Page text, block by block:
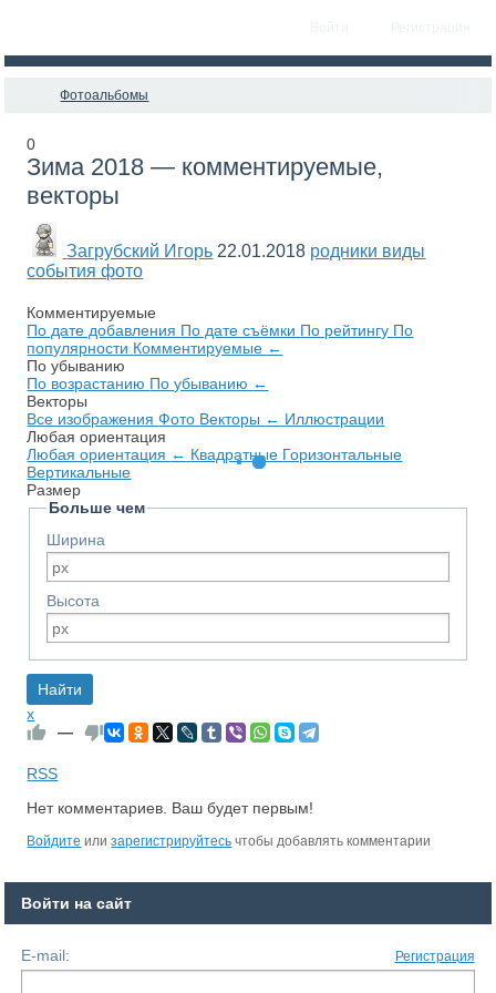
Фотоальбомы
0
Зима 2018 — комментируемые,
векторы
Загрубский Игорь 22.01.2018 родники виды
события фото
Комментируемые
По дате добавления По дате съёмки По рейтингу По
популярности Комментируемые ←
По убыванию
По возрастанию По убыванию ←
Векторы
Все изображенияФото Векторы ← Иллюстрации
Любая ориентация
Любая ориентация ← Квадратные Горизонтальные
Вертикальные
Размер
Больше чем
Ширина
Высота
x
—
RSS
Нет комментариев. Ваш будет первым!
Войдите илизарегистрируйтесь чтобы добавлять комментарии
Войти на сайт
E-mail: Регистрация